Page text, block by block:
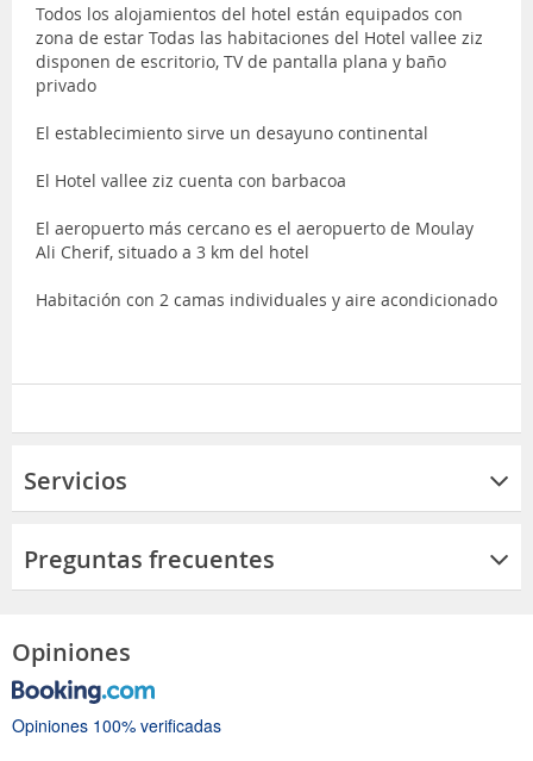
Todos los alojamientos del hotel están equipados con
zona de estar Todas las habitaciones del Hotel vallee ziz
disponen de escritorio, TV de pantalla plana y baño
privado
El establecimiento sirve un desayuno continental
El Hotel vallee ziz cuenta con barbacoa
El aeropuerto más cercano es el aeropuerto de Moulay
Ali Cherif, situado a 3 km del hotel
Habitación con 2 camas individuales y aire acondicionado
Servicios
Preguntas frecuentes
Opiniones
Opiniones 100% verificadas